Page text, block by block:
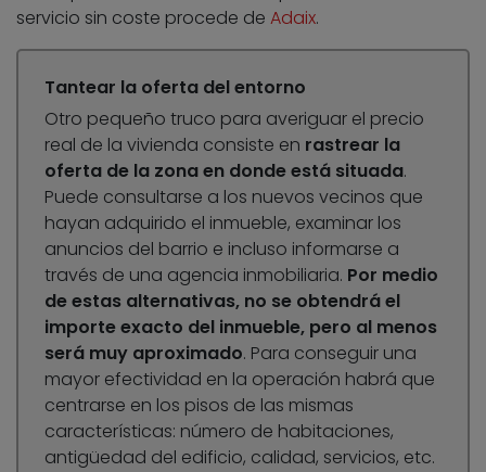
servicio sin coste procede de Adaix.
Tantear la oferta del entorno
Otro pequeño truco para averiguar el precio
real de la vivienda consiste en rastrear la
oferta de la zona en donde está situada.
Puede consultarse a los nuevos vecinos que
hayan adquirido el inmueble, examinar los
anuncios del barrio e incluso informarse a
través de una agencia inmobiliaria. Por medio
de estas alternativas, no se obtendrá el
importe exacto del inmueble, pero al menos
será muy aproximado. Para conseguir una
mayor efectividad en la operación habrá que
centrarse en los pisos de las mismas
características: número de habitaciones,
antigüedad del edificio, calidad, servicios, etc.